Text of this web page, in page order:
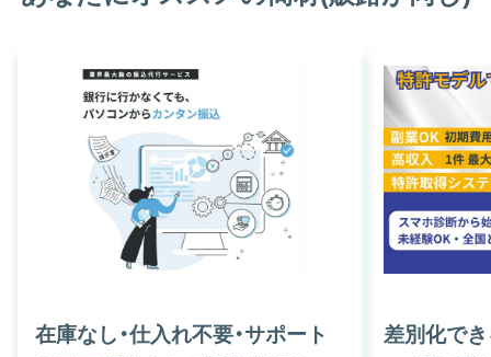
在庫なし・仕入れ不要・サポート
差別化で